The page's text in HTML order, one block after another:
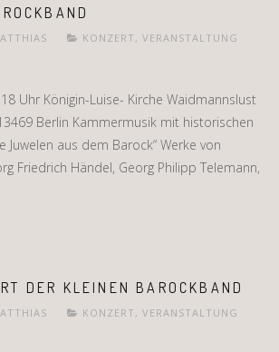
KONZERT , VERANSTALTUNG
Uhr Königin-Luise- Kirche Waidmannslust
Berlin Kammermusik mit historischen
Juwelen aus dem Barock“ Werke von
Friedrich Händel, Georg Philipp Telemann,
DER KLEINEN BAROCKBAND
KONZERT , VERANSTALTUNG